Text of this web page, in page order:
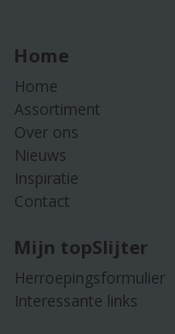
Home
Home
Assortiment
Over ons
Nieuws
Inspiratie
Contact
Mijn topSlijter
Herroepingsformulier
Interessante links